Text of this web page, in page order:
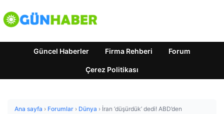
Güncel Haberler Firma Rehberi Forum
Çerez Politikası
Ana sayfa › Forumlar › Dünya › İran ‘düşürdük’ dedi! ABD’den